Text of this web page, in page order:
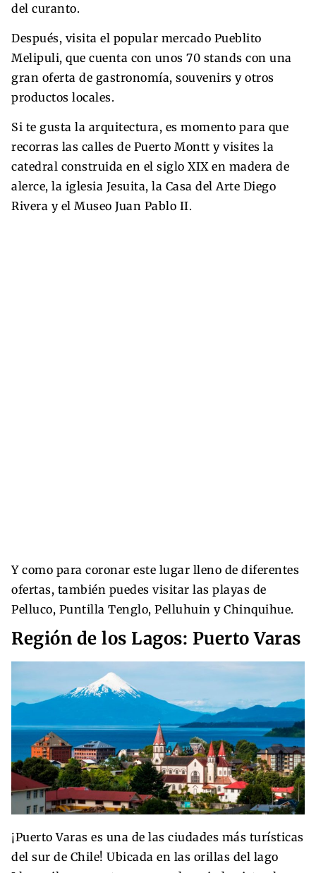
del curanto.
Después, visita el popular mercado Pueblito
Melipuli, que cuenta con unos 70 stands con una
gran oferta de gastronomía, souvenirs y otros
productos locales.
Si te gusta la arquitectura, es momento para que
recorras las calles de Puerto Montt y visites la
catedral construida en el siglo XIX en madera de
alerce, la iglesia Jesuita, la Casa del Arte Diego
Rivera y el Museo Juan Pablo II.
Y como para coronar este lugar lleno de diferentes
ofertas, también puedes visitar las playas de
Pelluco, Puntilla Tenglo, Pelluhuin y Chinquihue.
Región de los Lagos: Puerto Varas
¡Puerto Varas es una de las ciudades más turísticas
del sur de Chile! Ubicada en las orillas del lago